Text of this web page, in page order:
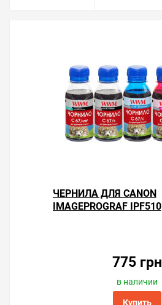
ЧЕРНИЛА ДЛЯ CANON
IMAGEPROGRAF IPF510
775 грн
в наличии
Купить